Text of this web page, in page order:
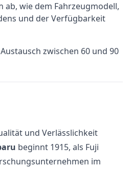
ab, wie dem Fahrzeugmodell,
und der Verfügbarkeit
zwischen 60 und 90
und Verlässlichkeit
beginnt 1915, als Fuji
im